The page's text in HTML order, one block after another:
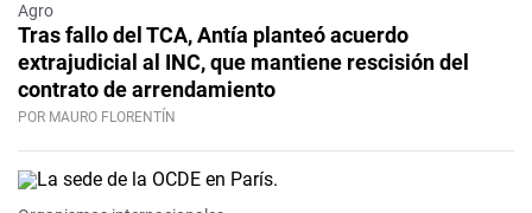
Agro
Tras fallo del TCA, Antía planteó acuerdo
extrajudicial al INC, que mantiene rescisión del
contrato de arrendamiento
POR MAURO FLORENTÍN